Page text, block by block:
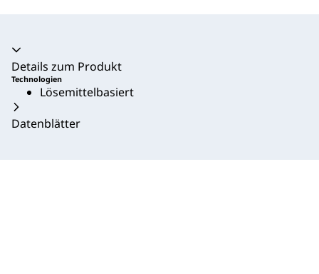
Akkordeon zusammengeklappt
Details zum Produkt
Technologien
Lösemittelbasiert
Datenblätter